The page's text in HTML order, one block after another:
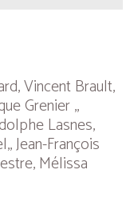
Vincent Brault,
Grenier ,,
Lasnes,
Jean-François
Mélissa